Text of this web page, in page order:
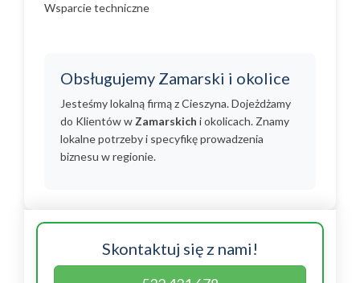
Wsparcie techniczne
Obsługujemy Zamarski i okolice
Jesteśmy lokalną firmą z Cieszyna. Dojeżdżamy
do Klientów w Zamarskich i okolicach. Znamy
lokalne potrzeby i specyfikę prowadzenia
biznesu w regionie.
Skontaktuj się z nami!